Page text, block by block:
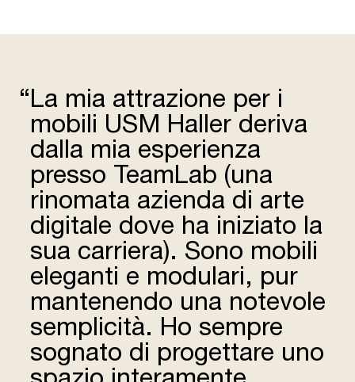
“La mia attra­zione per i
mobili USM Haller deriva
dalla mia espe­rienza
presso TeamLab (una
rinomata azienda di arte
digitale dove ha iniziato la
sua carriera). Sono mobili
eleganti e modulari, pur
mante­nendo una notevole
sempli­cità. Ho sempre
sognato di proget­tare uno